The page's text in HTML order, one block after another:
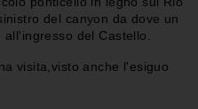
del canyon da dove un
del Castello.
visita,visto anche l'esiguo